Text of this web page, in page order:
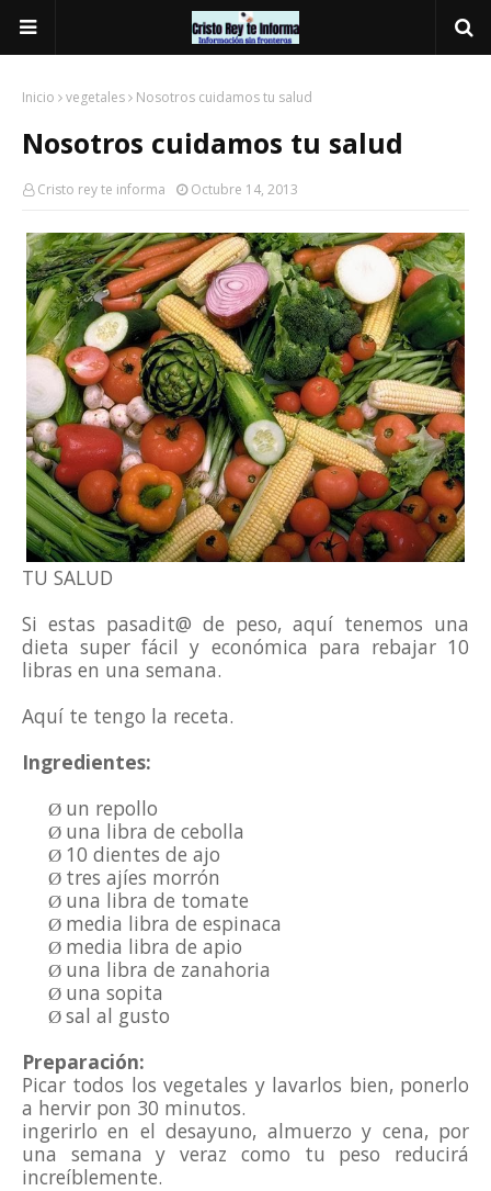
Inicio vegetales Nosotros cuidamos tu salud
Nosotros cuidamos tu salud
Cristo rey te informa Octubre 14, 2013
TU SALUD
Si estas pasadit@ de peso, aquí tenemos una
dieta super fácil y económica para rebajar 10
libras en una semana.
Aquí te tengo la receta.
Ingredientes:
Ø un repollo
Ø una libra de cebolla
Ø 10 dientes de ajo
Ø tres ajíes morrón
Ø una libra de tomate
Ø media libra de espinaca
Ø media libra de apio
Ø una libra de zanahoria
Ø una sopita
Ø sal al gusto
Preparación:
Picar todos los vegetales y lavarlos bien, ponerlo
a hervir pon 30 minutos.
ingerirlo en el desayuno, almuerzo y cena, por
una semana y veraz como tu peso reducirá
increíblemente.